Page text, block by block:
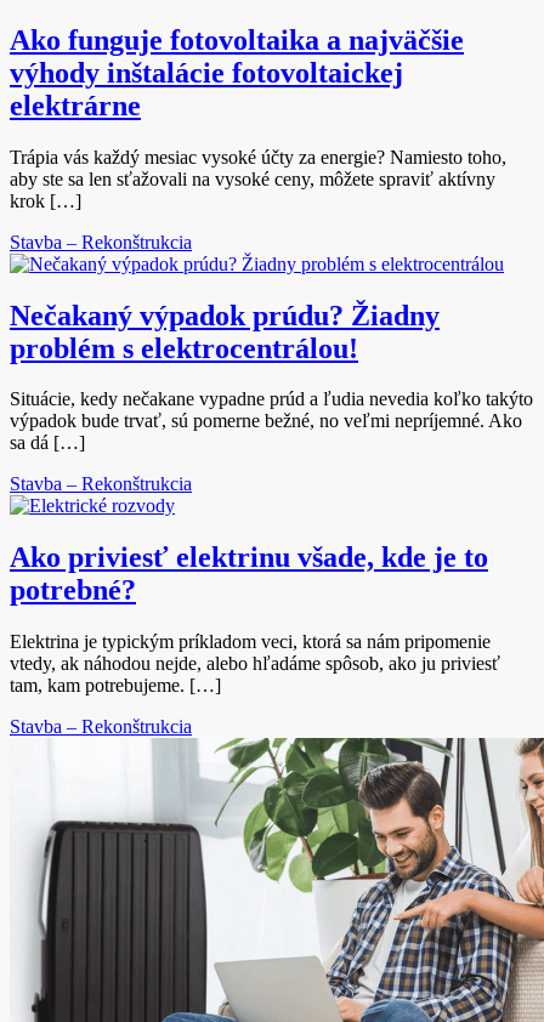
Ako funguje fotovoltaika a najväčšie
výhody inštalácie fotovoltaickej
elektrárne
Trápia vás každý mesiac vysoké účty za energie? Namiesto toho,
aby ste sa len sťažovali na vysoké ceny, môžete spraviť aktívny
krok […]
Stavba – Rekonštrukcia
Nečakaný výpadok prúdu? Žiadny
problém s elektrocentrálou!
Situácie, kedy nečakane vypadne prúd a ľudia nevedia koľko takýto
výpadok bude trvať, sú pomerne bežné, no veľmi nepríjemné. Ako
sa dá […]
Stavba – Rekonštrukcia
Ako priviesť elektrinu všade, kde je to
potrebné?
Elektrina je typickým príkladom veci, ktorá sa nám pripomenie
vtedy, ak náhodou nejde, alebo hľadáme spôsob, ako ju priviesť
tam, kam potrebujeme. […]
Stavba – Rekonštrukcia